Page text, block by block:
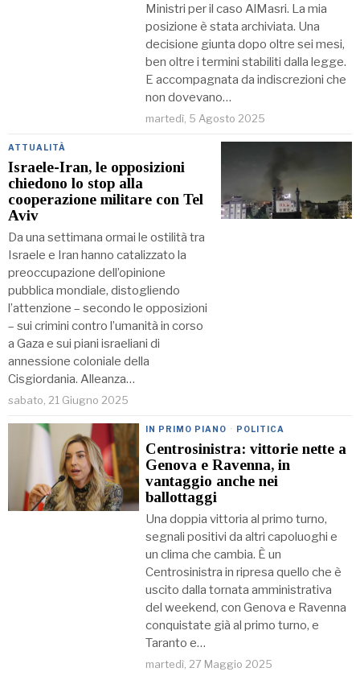
Ministri per il caso AlMasri. La mia
posizione è stata archiviata. Una
decisione giunta dopo oltre sei mesi,
ben oltre i termini stabiliti dalla legge.
E accompagnata da indiscrezioni che
non dovevano…
martedì, 5 Agosto 2025
ATTUALITÀ
Israele-Iran, le opposizioni
chiedono lo stop alla
cooperazione militare con Tel
Aviv
Da una settimana ormai le ostilità tra
Israele e Iran hanno catalizzato la
preoccupazione dell’opinione
pubblica mondiale, distogliendo
l’attenzione – secondo le opposizioni
– sui crimini contro l’umanità in corso
a Gaza e sui piani israeliani di
annessione coloniale della
Cisgiordania. Alleanza…
sabato, 21 Giugno 2025
IN PRIMO PIANO · POLITICA
Centrosinistra: vittorie nette a
Genova e Ravenna, in
vantaggio anche nei
ballottaggi
Una doppia vittoria al primo turno,
segnali positivi da altri capoluoghi e
un clima che cambia. È un
Centrosinistra in ripresa quello che è
uscito dalla tornata amministrativa
del weekend, con Genova e Ravenna
conquistate già al primo turno, e
Taranto e…
martedì, 27 Maggio 2025